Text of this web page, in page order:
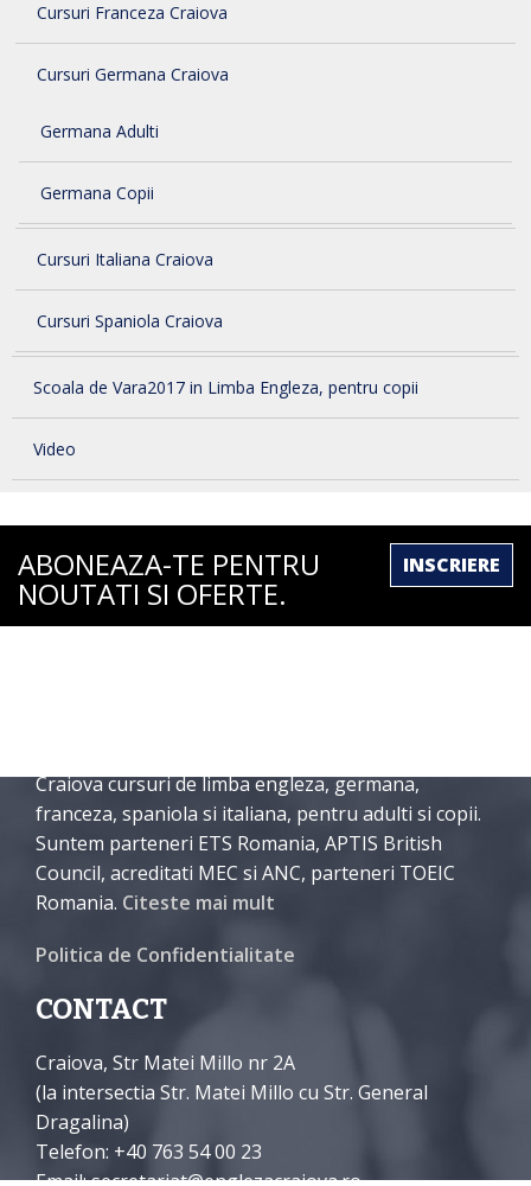
Cursuri Franceza Craiova
Cursuri Germana Craiova
Germana Adulti
Germana Copii
Cursuri Italiana Craiova
Cursuri Spaniola Craiova
Scoala de Vara2017 in Limba Engleza, pentru copii
Video
INSCRIERE
ABONEAZA-TE PENTRU
NOUTATI SI OFERTE.
Craiova cursuri de limba engleza, germana,
franceza, spaniola si italiana, pentru adulti si copii.
Suntem parteneri ETS Romania, APTIS British
Council, acreditati MEC si ANC, parteneri TOEIC
Romania. Citeste mai mult
Politica de Confidentialitate
CONTACT
Craiova, Str Matei Millo nr 2A
(la intersectia Str. Matei Millo cu Str. General
Dragalina)
Telefon: +40 763 54 00 23
Email: secretariat@englezacraiova.ro